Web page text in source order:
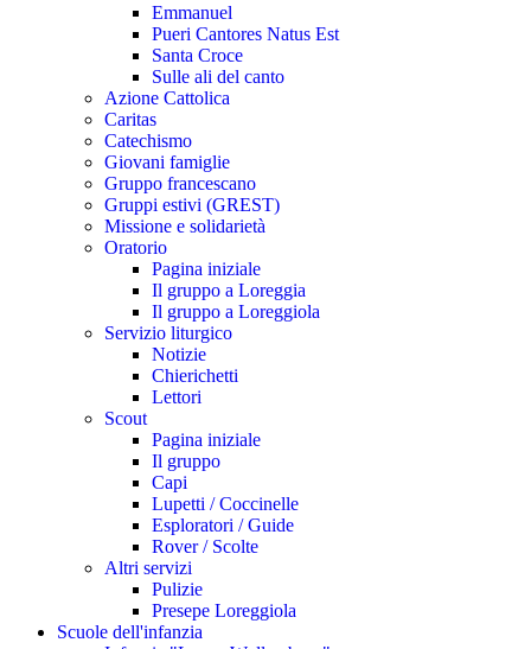
Emmanuel
Pueri Cantores Natus Est
Santa Croce
Sulle ali del canto
Azione Cattolica
Caritas
Catechismo
Giovani famiglie
Gruppo francescano
Gruppi estivi (GREST)
Missione e solidarietà
Oratorio
Pagina iniziale
Il gruppo a Loreggia
Il gruppo a Loreggiola
Servizio liturgico
Notizie
Chierichetti
Lettori
Scout
Pagina iniziale
Il gruppo
Capi
Lupetti / Coccinelle
Esploratori / Guide
Rover / Scolte
Altri servizi
Pulizie
Presepe Loreggiola
Scuole dell'infanzia